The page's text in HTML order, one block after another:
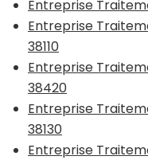
Entreprise
Entreprise
38110
Entreprise
38420
Entreprise
38130
Entreprise